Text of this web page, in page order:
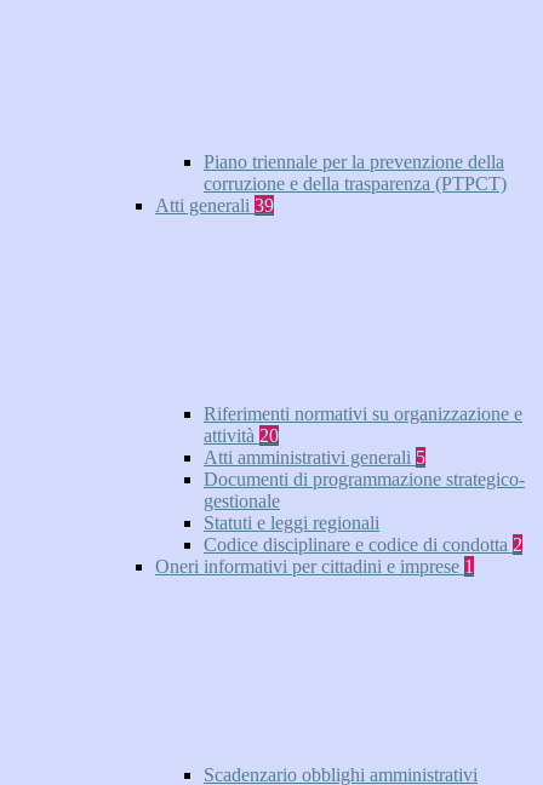
Piano triennale per la prevenzione della
corruzione e della trasparenza (PTPCT)
Atti generali 39
Riferimenti normativi su organizzazione e
attività 20
Atti amministrativi generali 5
Documenti di programmazione strategico-
gestionale
Statuti e leggi regionali
Codice disciplinare e codice di condotta 2
Oneri informativi per cittadini e imprese 1
Scadenzario obblighi amministrativi